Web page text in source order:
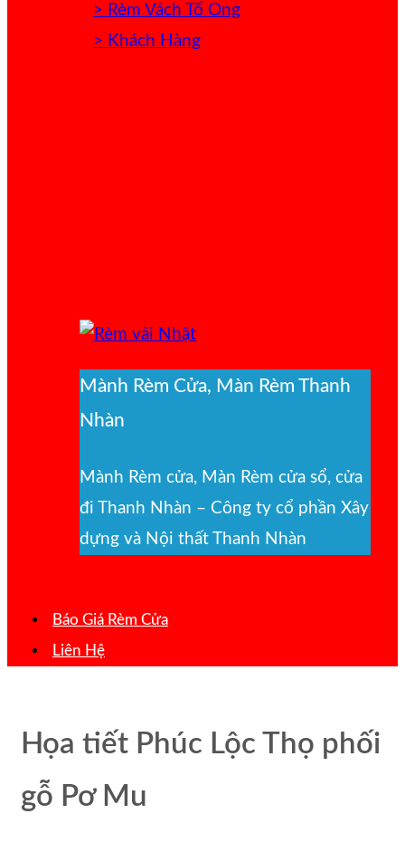
> Rèm Vách Tổ Ong
> Khách Hàng
Mành Rèm Cửa, Màn Rèm Thanh
Nhàn
Mành Rèm cửa, Màn Rèm cửa sổ, cửa
đi Thanh Nhàn – Công ty cổ phần Xây
dựng và Nội thất Thanh Nhàn
Báo Giá Rèm Cửa
Liên Hệ
Họa tiết Phúc Lộc Thọ phối
gỗ Pơ Mu